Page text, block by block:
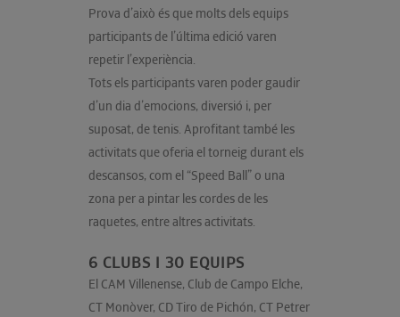
Prova d’això és que molts dels equips
participants de l’última edició varen
repetir l’experiència.
Tots els participants varen poder gaudir
d’un dia d’emocions, diversió i, per
suposat, de tenis. Aprofitant també les
activitats que oferia el torneig durant els
descansos, com el “Speed Ball” o una
zona per a pintar les cordes de les
raquetes, entre altres activitats.
6 CLUBS I 30 EQUIPS
El CAM Villenense, Club de Campo Elche,
CT Monòver, CD Tiro de Pichón, CT Petrer